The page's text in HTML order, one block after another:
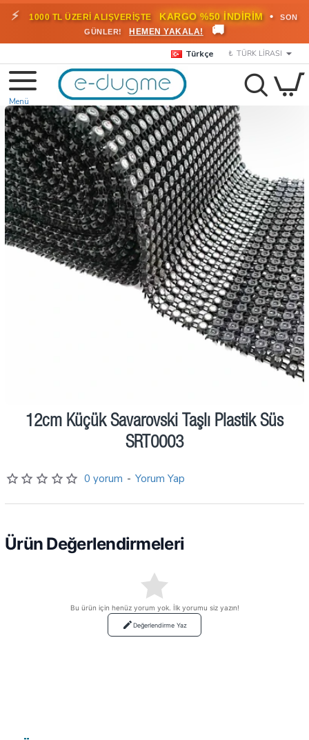
⚡ 1000 TL ÜZERİ ALIŞVERİŞTE KARGO %50 İNDİRİM •
SON
GÜNLER!
HEMEN YAKALA! 🚚
Türkçe ₺ TÜRK LIRASI
İndirimde
Ön Sipariş
12cm Küçük Savarovski Taşlı Plastik Süs
SRT0003
0 yorum - Yorum Yap
Ürün Değerlendirmeleri
Bu ürün için henüz yorum yok. İlk yorumu siz yazın!
Değerlendirme Yaz